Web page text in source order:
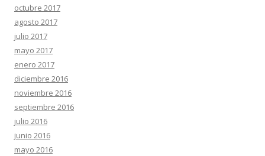
octubre 2017
agosto 2017
julio 2017
mayo 2017
enero 2017
diciembre 2016
noviembre 2016
septiembre 2016
julio 2016
junio 2016
mayo 2016